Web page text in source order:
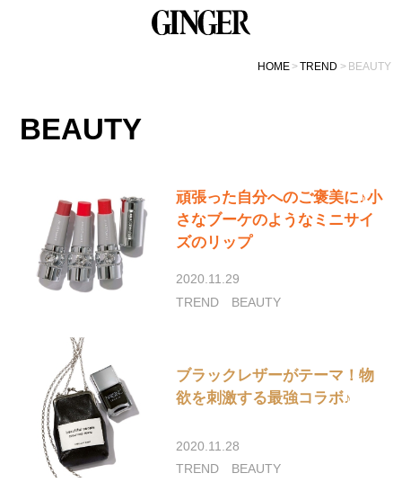
HOME TREND BEAUTY
BEAUTY
頑張った自分へのご褒美に♪小
さなブーケのようなミニサイ
ズのリップ
2020.11.29
TREND
BEAUTY
ブラックレザーがテーマ！物
欲を刺激する最強コラボ♪
2020.11.28
TREND
BEAUTY